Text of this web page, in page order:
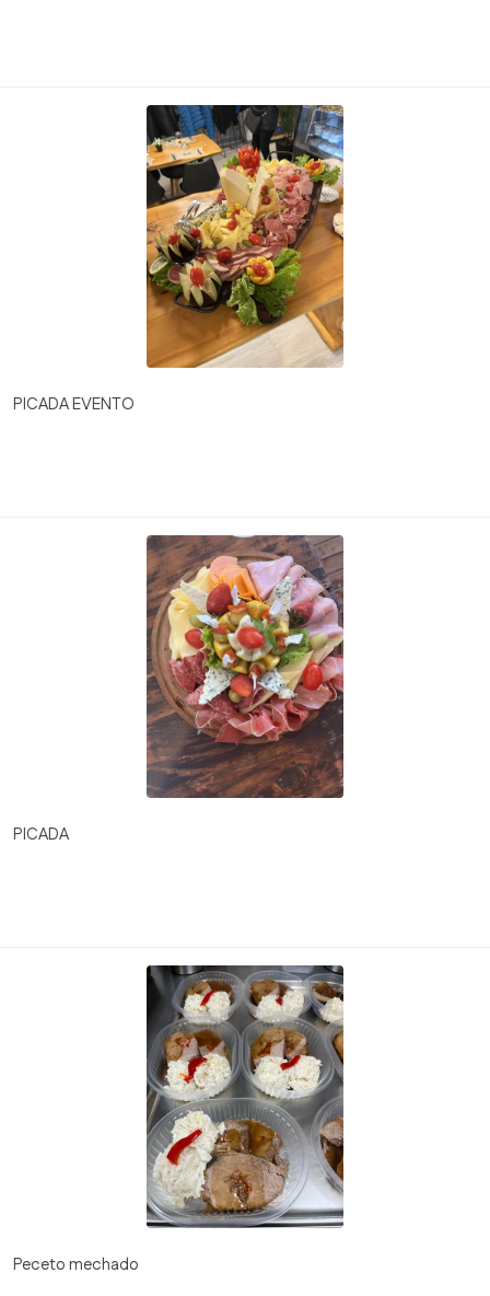
PICADA EVENTO
PICADA
Peceto mechado